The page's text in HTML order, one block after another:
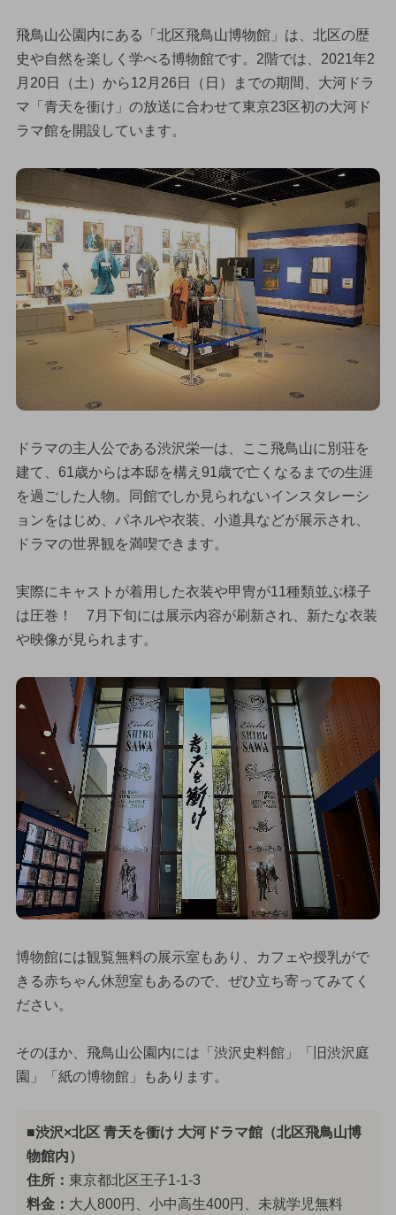
飛鳥山公園内にある「北区飛鳥山博物館」は、北区の歴
史や自然を楽しく学べる博物館です。2階では、2021年2
月20日（土）から12月26日（日）までの期間、大河ドラ
マ「青天を衝け」の放送に合わせて東京23区初の大河ド
ラマ館を開設しています。
ドラマの主人公である渋沢栄一は、ここ飛鳥山に別荘を
建て、61歳からは本邸を構え91歳で亡くなるまでの生涯
を過ごした人物。同館でしか見られないインスタレーシ
ョンをはじめ、パネルや衣装、小道具などが展示され、
ドラマの世界観を満喫できます。
実際にキャストが着用した衣装や甲冑が11種類並ぶ様子
は圧巻！ 7月下旬には展示内容が刷新され、新たな衣装
や映像が見られます。
博物館には観覧無料の展示室もあり、カフェや授乳がで
きる赤ちゃん休憩室もあるので、ぜひ立ち寄ってみてく
ださい。
そのほか、飛鳥山公園内には「渋沢史料館」「旧渋沢庭
園」「紙の博物館」もあります。
■渋沢×北区 青天を衝け 大河ドラマ館（北区飛鳥山博
物館内）
住所： 東京都北区王子1-1-3
料金： 大人800円、小中高生400円、未就学児無料